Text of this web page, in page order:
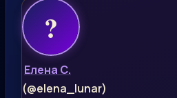
Елена С.
(@elena_lunar)